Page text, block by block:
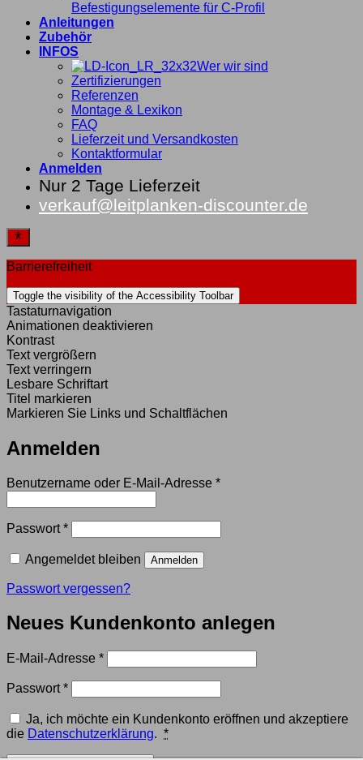
Befestigungselemente für C-Profil
Anleitungen
Zubehör
INFOS
Wer wir sind
Zertifizierungen
Referenzen
Montage & Lexikon
FAQ
Lieferzeit und Versandkosten
Kontaktformular
Anmelden
Nur 2 Tage Lieferzeit
verkauf@leitplanken-discounter.de
Barrierefreiheit
Toggle the visibility of the Accessibility Toolbar
Tastaturnavigation
Animationen deaktivieren
Kontrast
Text vergrößern
Text verringern
Lesbare Schriftart
Titel markieren
Markieren Sie Links und Schaltflächen
Anmelden
Benutzername oder E-Mail-Adresse *Erforderlich
Passwort*Erforderlich
Angemeldet bleiben Anmelden
Passwort vergessen?
Neues Kundenkonto anlegen
E-Mail-Adresse *Erforderlich
Passwort*Erforderlich
Ja, ich möchte ein Kundenkonto eröffnen und akzeptiere
die Datenschutzerklärung. *